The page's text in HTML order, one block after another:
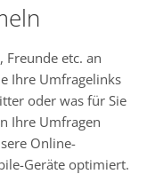
Freunde etc. an
Ihre Umfragelinks
oder was für Sie
Ihre Umfragen
Online-
Geräte optimiert.